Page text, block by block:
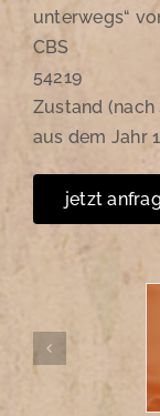
unterwegs“
CBS
54219
Zustand (nach
aus dem Jahr
jetzt